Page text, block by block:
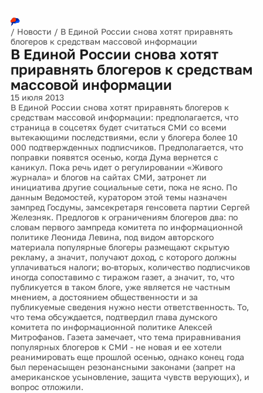
/ Новости / В Единой России снова хотят приравнять
блогеров к средствам массовой информации
В Единой России снова хотят
приравнять блогеров к средствам
массовой информации
15 июля 2013
В Единой России снова хотят приравнять блогеров к
средствам массовой информации: предполагается, что
страница в соцсетях будет считаться СМИ со всеми
вытекающими последствиями, если у блогера более 10
000 подтвержденных подписчиков. Предполагается, что
поправки появятся осенью, когда Дума вернется с
каникул. Пока речь идет о регулировании «Живого
журнала» и блогов на сайтах СМИ, затронет ли
инициатива другие социальные сети, пока не ясно. По
данным Ведомостей, куратором этой темы назначен
зампред Госдумы, замсекретаря генсовета партии Сергей
Железняк. Предлогов к ограничениям блогеров два: по
словам первого зампреда комитета по информационной
политике Леонида Левина, под видом авторского
материала популярные блогеры размещают скрытую
рекламу, а значит, получают доход, с которого должны
уплачиваться налоги; во-вторых, количество подписчиков
иногда сопоставимо с тиражом газет, а значит, то, что
публикуется в таком блоге, уже является не частным
мнением, а достоянием общественности и за
публикуемые сведения нужно нести ответственность. То,
что тема обсуждается, подтвердил глава думского
комитета по информационной политике Алексей
Митрофанов. Газета замечает, что тема приравнивания
популярных блогеров к СМИ - не новая и ее хотели
реанимировать еще прошлой осенью, однако конец года
был перенасыщен резонансными законами (запрет на
американское усыновление, защита чувств верующих), и
вопрос отложили.